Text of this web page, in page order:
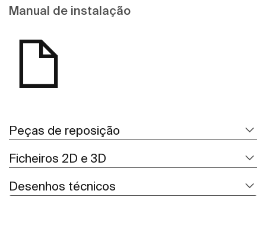
Manual de instalação
Peças de reposição
Ficheiros 2D e 3D
Desenhos técnicos